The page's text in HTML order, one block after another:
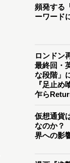
頻発する
ーワード
ロンドン
最終回・
な段階」
『足止め
乍ら
仮想通貨
なのか？
界への影